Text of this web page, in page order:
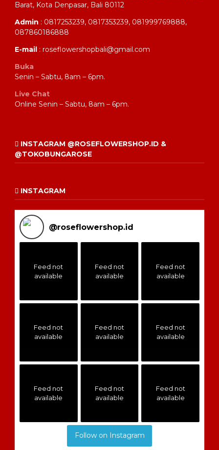
Barat, Kota Denpasar, Bali 80112
Admin : 0817253239, 0817353239, 081999769888,
087860186888
E-mail : roseflowershopbali@gmail.com
Buka
Senin – Sabtu, 8am – 6pm.
Live Chat
Online Senin – Sabtu, 8am – 6pm.
INSTAGRAM @ROSEFLOWERSHOP.ID &
@TOKOBUNGAROSE
INSTAGRAM
@roseflowershop.id
Feed not
available
Feed not
available
Feed not
available
Feed not
available
Feed not
available
Feed not
available
Feed not
available
Feed not
available
Feed not
available
Follow on Instagram